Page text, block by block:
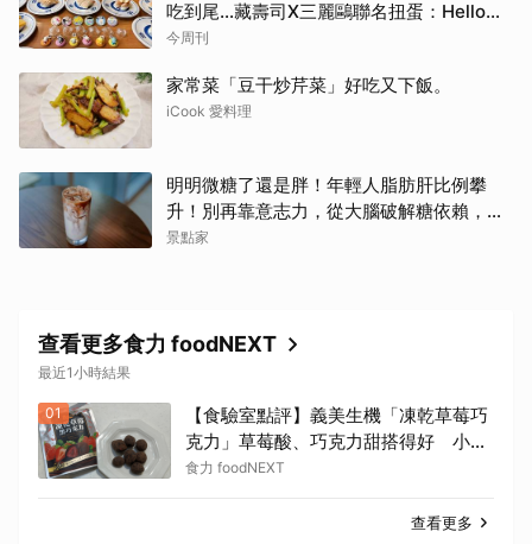
吃到尾…藏壽司X三麗鷗聯名扭蛋：Hello
Kitty、酷洛米18款全搜集
今周刊
家常菜「豆干炒芹菜」好吃又下飯。
iCook 愛料理
明明微糖了還是胖！年輕人脂肪肝比例攀
升！別再靠意志力，從大腦破解糖依賴，輕
鬆變美變瘦變年輕！
景點家
查看更多食力 foodNEXT
最近1小時結果
01
【食驗室點評】義美生機「凍乾草莓巧
克力」草莓酸、巧克力甜搭得好 小包
份量能否撐起價格成考驗
食力 foodNEXT
查看更多